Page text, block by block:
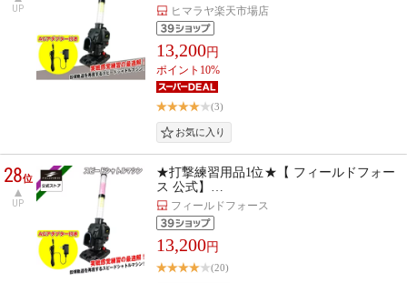
UP ヒマラヤ楽天市場店
13,200円
ポイント10%
(3)
28位
UP
★打撃練習用品1位★【 フィールドフォー
ス 公式】…
フィールドフォース
13,200円
(20)